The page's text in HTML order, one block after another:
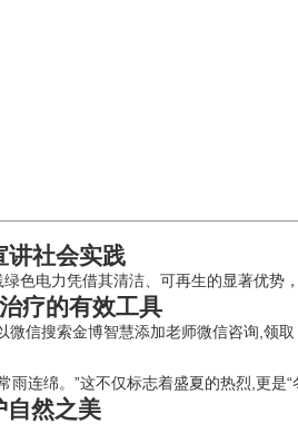
讲社会实践
色电力凭借其清洁、可再生的显著优势
疗的有效工具
信搜索金博智慧添加老师微信咨询,领
连绵。”这不仅标志着盛夏的热烈,更是“
自然之美